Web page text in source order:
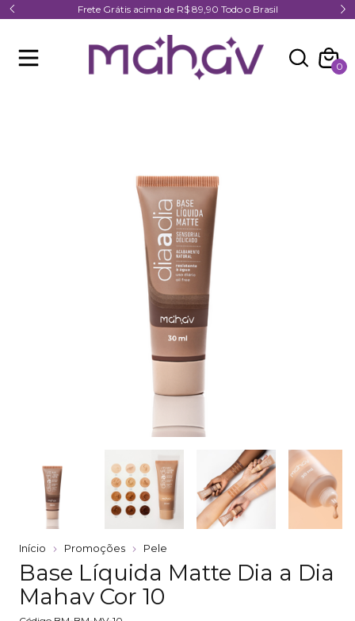
Frete Grátis acima de R$ 89,90 Todo o Brasil
0
Início Promoções Pele
Base Líquida Matte Dia a Dia
Mahav Cor 10